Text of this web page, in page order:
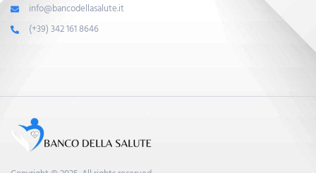
info@bancodellasalute.it
(+39) 342 161 8646